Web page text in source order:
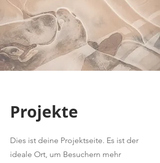
Projekte
Dies ist deine Projektseite. Es ist der
ideale Ort, um Besuchern mehr